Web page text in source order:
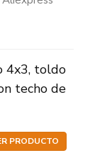
4x3, toldo
techo de
PRODUCTO